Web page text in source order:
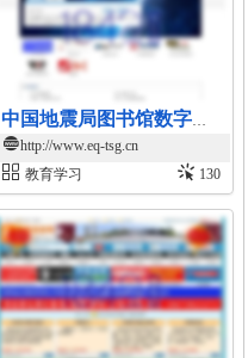
中国地震局图书馆数字资源平台
http://www.eq-tsg.cn
教育学习
130